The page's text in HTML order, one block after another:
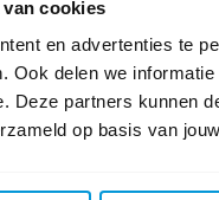
cookies
en advertenties te
Ook delen we
Deze partners kunnen
op basis van
bar) en heet water (ca.
of
met Shadow
ondergronden: